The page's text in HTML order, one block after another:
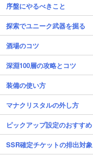
序盤にやるべきこと
探索でユニーク武器を掘る
酒場のコツ
深淵100層の攻略とコツ
装備の使い方
マナクリスタルの外し方
ピックアップ設定のおすすめ
SSR確定チケットの排出対象